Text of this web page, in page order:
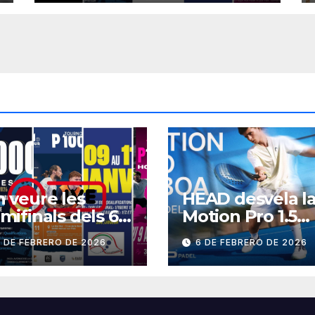
veure les
dels 6
del cap de
DE FEBRERO DE 2026
HEAD desvela
Motion Pro 1.5
BOA
6 DE FEBRERO DE 2026